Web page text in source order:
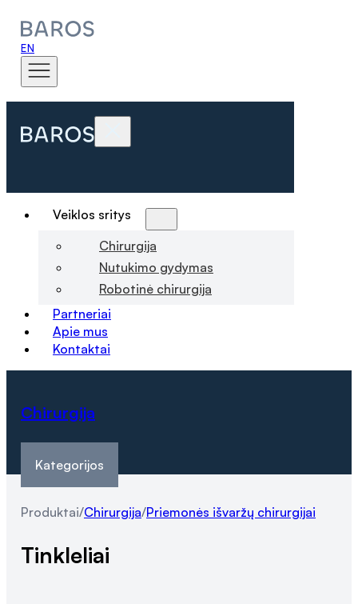
EN
Veiklos sritys
Chirurgija
Nutukimo gydymas
Robotinė chirurgija
Partneriai
Apie mus
Kontaktai
Chirurgija
Kategorijos
Produktai/Chirurgija/Priemonės išvaržų chirurgijai
Tinkleliai